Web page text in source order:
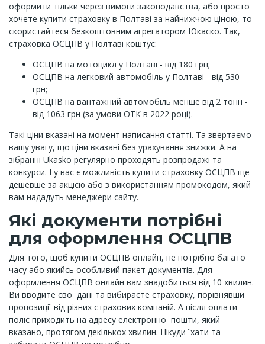
оформити тільки через вимоги законодавства, або просто
хочете купити страховку в Полтаві за найнижчою ціною, то
скористайтеся безкоштовним агрегатором Юкаско. Так,
страховка ОСЦПВ у Полтаві коштує:
ОСЦПВ на мотоцикл у Полтаві - від 180 грн;
ОСЦПВ на легковий автомобіль у Полтаві - від 530
грн;
ОСЦПВ на вантажний автомобіль менше від 2 тонн -
від 1063 грн (за умови ОТК в 2022 році).
Такі ціни вказані на момент написання статті. Та звертаємо
вашу увагу, що ціни вказані без урахування знижки. А на
зібранні Ukasko регулярно проходять розпродажі та
конкурси. І у вас є можливість купити страховку ОСЦПВ ще ​​
дешевше за акцією або з використанням промокодом, який
вам нададуть менеджери сайту.
Які документи потрібні
для оформлення ОСЦПВ
Для того, щоб купити ОСЦПВ онлайн, не потрібно багато
часу або якийсь особливий пакет документів. Для
оформлення ОСЦПВ онлайн вам знадобиться від 10 хвилин.
Ви вводите свої дані та вибираєте страховку, порівнявши
пропозиції від різних страхових компаній. А після оплати
поліс приходить на адресу електронної пошти, який
вказано, протягом декількох хвилин. Нікуди їхати та